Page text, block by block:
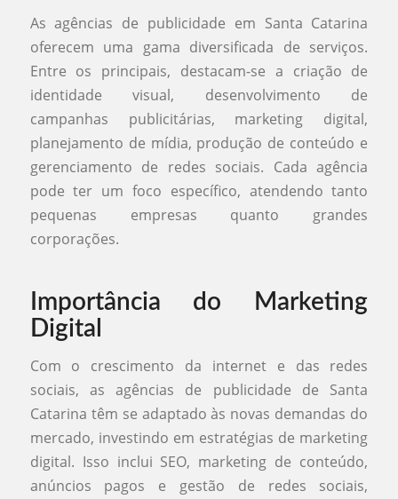
As agências de publicidade em Santa Catarina
oferecem uma gama diversificada de serviços.
Entre os principais, destacam-se a criação de
identidade visual, desenvolvimento de
campanhas publicitárias, marketing digital,
planejamento de mídia, produção de conteúdo e
gerenciamento de redes sociais. Cada agência
pode ter um foco específico, atendendo tanto
pequenas empresas quanto grandes
corporações.
Importância do Marketing
Digital
Com o crescimento da internet e das redes
sociais, as agências de publicidade de Santa
Catarina têm se adaptado às novas demandas do
mercado, investindo em estratégias de marketing
digital. Isso inclui SEO, marketing de conteúdo,
anúncios pagos e gestão de redes sociais,